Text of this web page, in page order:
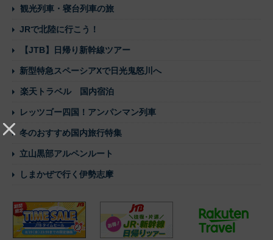
観光列車・寝台列車の旅
JRで北陸に行こう！
【JTB】日帰り新幹線ツアー
新型特急スペーシアXで日光鬼怒川へ
楽天トラベル 国内宿泊
レッツゴー四国！アンパンマン列車
冬のおすすめ国内旅行特集
立山黒部アルペンルート
しまかぜで行く伊勢志摩